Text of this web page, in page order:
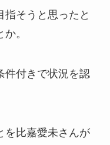
指そうと思ったと
。
件付きで状況を認
を比嘉愛未さんが